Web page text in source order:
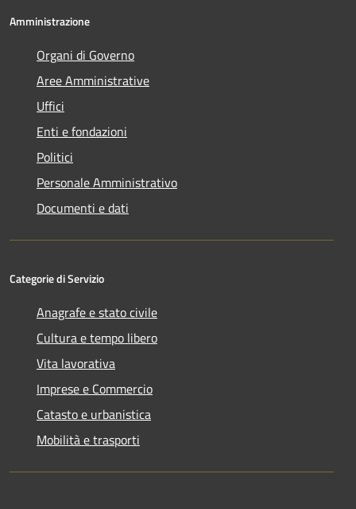
Amministrazione
Organi di Governo
Aree Amministrative
Uffici
Enti e fondazioni
Politici
Personale Amministrativo
Documenti e dati
Categorie di Servizio
Anagrafe e stato civile
Cultura e tempo libero
Vita lavorativa
Imprese e Commercio
Catasto e urbanistica
Mobilità e trasporti